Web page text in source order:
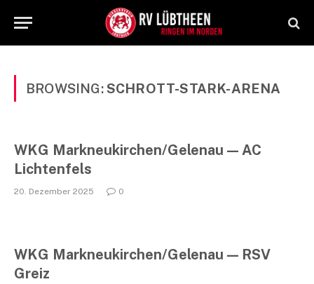
BROWSING:SCHROTT-STARK-ARENA
WKG Markneukirchen/Gelenau — AC
Lichtenfels
20. Dezember 2025 0
WKG Markneukirchen/Gelenau — RSV
Greiz